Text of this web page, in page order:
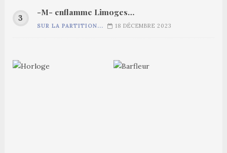
-M- enflamme Limoges…
SUR LA PARTITION... 18 DÉCEMBRE 2023